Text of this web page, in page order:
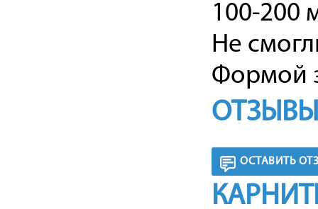
100-200
Не
Формой
ОСТАВИТЬ